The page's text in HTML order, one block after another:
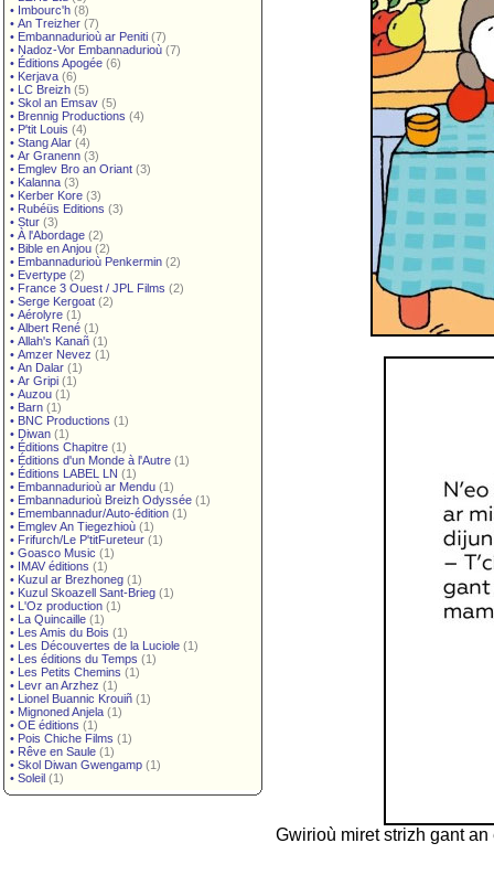
• Imbourc'h (8)
• An Treizher (7)
• Embannadurioù ar Peniti (7)
• Nadoz-Vor Embannadurioù (7)
• Éditions Apogée (6)
• Kerjava (6)
• LC Breizh (5)
• Skol an Emsav (5)
• Brennig Productions (4)
• P'tit Louis (4)
• Stang Alar (4)
• Ar Granenn (3)
• Emglev Bro an Oriant (3)
• Kalanna (3)
• Kerber Kore (3)
• Rubéüs Editions (3)
• Stur (3)
• À l'Abordage (2)
• Bible en Anjou (2)
• Embannadurioù Penkermin (2)
• Evertype (2)
• France 3 Ouest / JPL Films (2)
• Serge Kergoat (2)
• Aérolyre (1)
• Albert René (1)
• Allah's Kanañ (1)
• Amzer Nevez (1)
• An Dalar (1)
• Ar Gripi (1)
• Auzou (1)
• Barn (1)
• BNC Productions (1)
• Diwan (1)
• Éditions Chapitre (1)
• Éditions d'un Monde à l'Autre (1)
• Éditions LABEL LN (1)
• Embannadurioù ar Mendu (1)
• Embannadurioù Breizh Odyssée (1)
• Emembannadur/Auto-édition (1)
• Emglev An Tiegezhioù (1)
• Frifurch/Le P'titFureteur (1)
• Goasco Music (1)
• IMAV éditions (1)
• Kuzul ar Brezhoneg (1)
• Kuzul Skoazell Sant-Brieg (1)
• L'Oz production (1)
• La Quincaille (1)
• Les Amis du Bois (1)
• Les Découvertes de la Luciole (1)
• Les éditions du Temps (1)
• Les Petits Chemins (1)
• Levr an Arzhez (1)
• Lionel Buannic Krouiñ (1)
• Mignoned Anjela (1)
• OE éditions (1)
• Pois Chiche Films (1)
• Rêve en Saule (1)
• Skol Diwan Gwengamp (1)
• Soleil (1)
Gwirioù miret strizh gant